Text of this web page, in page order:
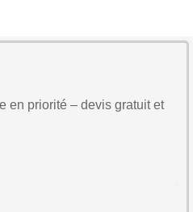
en priorité – devis gratuit et